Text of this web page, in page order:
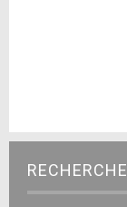
RECHERCHE